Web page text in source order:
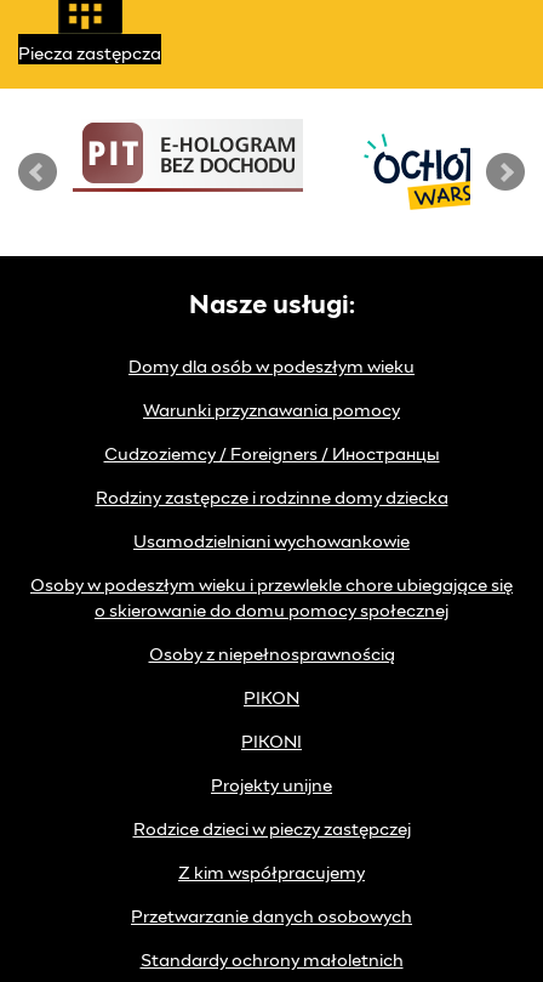
Piecza zastępcza
Nasze usługi:
Domy dla osób w podeszłym wieku
Warunki przyznawania pomocy
Cudzoziemcy / Foreigners / Иностранцы
Rodziny zastępcze i rodzinne domy dziecka
Usamodzielniani wychowankowie
Osoby w podeszłym wieku i przewlekle chore ubiegające się
o skierowanie do domu pomocy społecznej
Osoby z niepełnosprawnością
PIKON
PIKONI
Projekty unijne
Rodzice dzieci w pieczy zastępczej
Z kim współpracujemy
Przetwarzanie danych osobowych
Standardy ochrony małoletnich